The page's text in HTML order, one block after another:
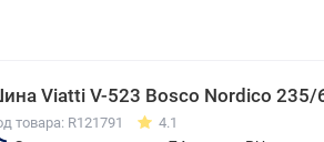
Viatti V-523 Bosco Nordico 235/
товара: R121791 4.1